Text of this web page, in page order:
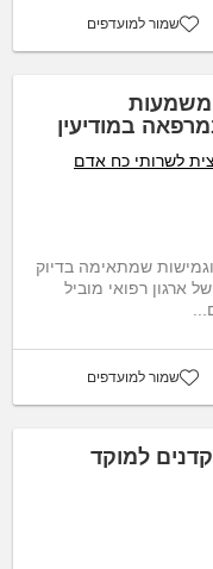
שמור למועדפים
משמעות
במודיעין
לשרותי כח אדם
שמתאימה בדיוק
ארגון רפואי מוביל
שמור למועדפים
למוקד